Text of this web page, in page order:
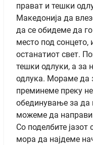
прават и тешки
Македонија да
да се обидеме да
место под сонцето,
останатиот свет.
тешки одлуки, а за
одлука. Мораме да
преминеме преку
обединување за да
можеме да
Со поделбите јазот
мора да најдеме